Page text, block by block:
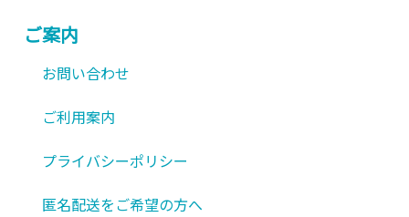
ご案内
お問い合わせ
ご利用案内
プライバシーポリシー
匿名配送をご希望の方へ